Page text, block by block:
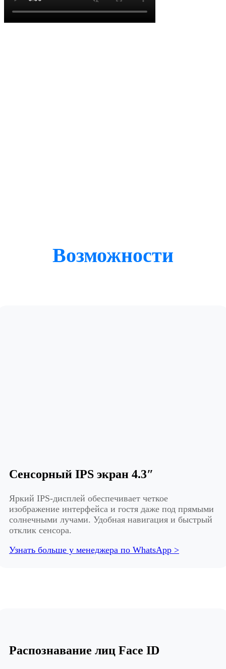
Возможности
Сенсорный IPS экран 4.3″
Яркий IPS-дисплей обеспечивает четкое
изображение интерфейса и гостя даже под прямыми
солнечными лучами. Удобная навигация и быстрый
отклик сенсора.
Узнать больше у менеджера по WhatsApp >
Распознавание лиц Face ID